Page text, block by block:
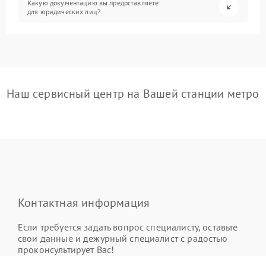
Какую документацию вы предоставляете
для юридических лиц?
Наш сервисный центр на Вашей станции метро
Контактная информация
Если требуется задать вопрос специалисту, оставьте
свои данные и дежурный специалист с радостью
проконсультирует Вас!